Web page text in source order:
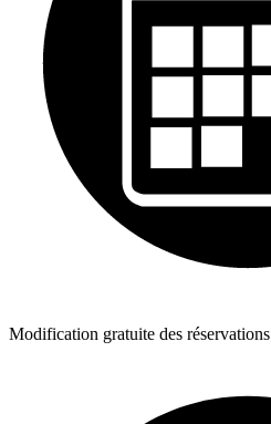
Modification gratuite des réservations